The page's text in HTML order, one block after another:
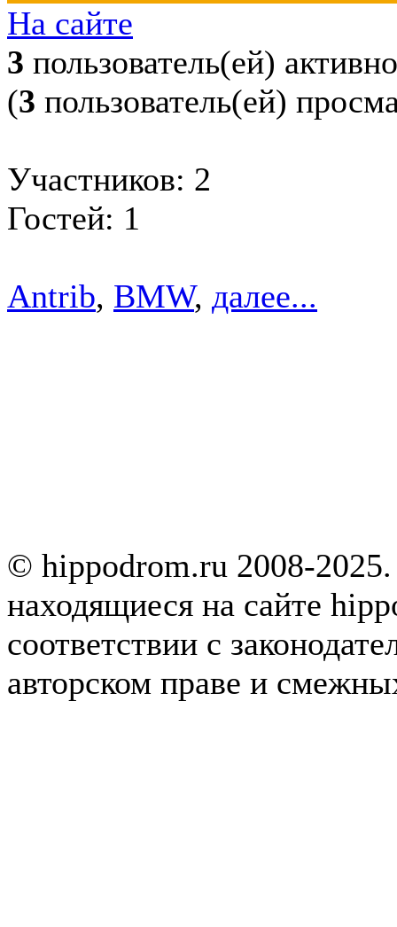
На сайте
3 пользователь(ей) активно
(3 пользователь(ей)
Участников: 2
Гостей: 1
Antrib, BMW, далее...
© hippodrom.ru 2008-
находящиеся на сайте
соответствии с
авторском праве и